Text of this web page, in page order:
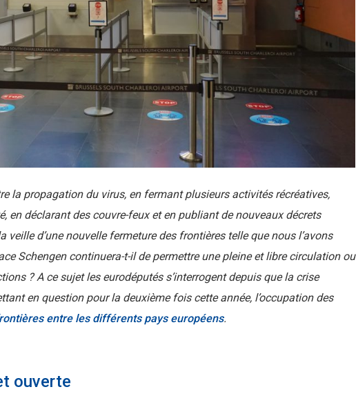
la propagation du virus, en fermant plusieurs activités récréatives,
déclarant des couvre-feux et en publiant de nouveaux décrets
d’une nouvelle fermeture des frontières telle que nous l’avons
Schengen continuera-t-il de permettre une pleine et libre circulation ou
? A ce sujet les eurodéputés s’interrogent depuis que la crise
en question pour la deuxième fois cette année, l’occupation des
entre les différents pays européens.
ouverte